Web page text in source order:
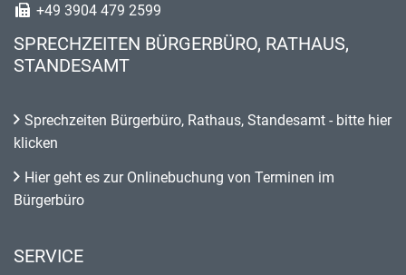
+49 3904 479 2599
SPRECHZEITEN BÜRGERBÜRO, RATHAUS,
STANDESAMT
Sprechzeiten Bürgerbüro, Rathaus, Standesamt - bitte hier
klicken
Hier geht es zur Onlinebuchung von Terminen im
Bürgerbüro
SERVICE